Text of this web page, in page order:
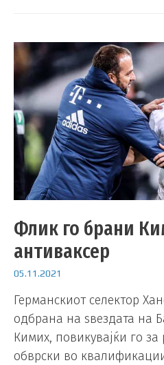
Флик го брани
антиваксер
05.11.2021
Германскиот селектор
одбрана на ѕвездата на
Кимих, повикувајќи го за
обврски во